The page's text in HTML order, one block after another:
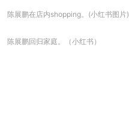
陈展鹏在店内shopping。(小红书图片)
陈展鹏回归家庭。（小红书）